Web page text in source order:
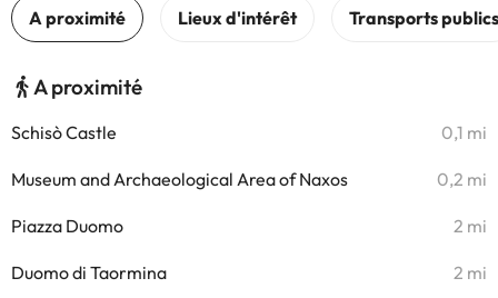
A proximité
Schisò Castle 0,1 mi
Museum and Archaeological Area of Naxos 0,2 mi
Piazza Duomo 2 mi
Duomo di Taormina 2 mi